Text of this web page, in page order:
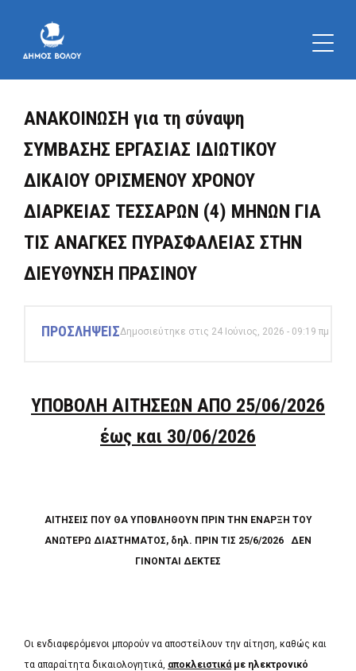
ΑΝΑΚΟΙΝΩΣΗ για τη σύναψη
ΣΥΜΒΑΣΗΣ ΕΡΓΑΣΙΑΣ ΙΔΙΩΤΙΚΟΥ
ΔΙΚΑΙΟΥ ΟΡΙΣΜΕΝΟΥ ΧΡΟΝΟΥ
ΔΙΑΡΚΕΙΑΣ ΤΕΣΣΑΡΩΝ (4) ΜΗΝΩΝ ΓΙΑ
ΤΙΣ ΑΝΑΓΚΕΣ ΠΥΡΑΣΦΑΛΕΙΑΣ ΣΤΗΝ
ΔΙΕΥΘΥΝΣΗ ΠΡΑΣΙΝΟΥ
ΠΡΟΣΛΗΨΕΙΣΔημοσιεύτηκε στις 24 Ιούνιος, 2026 - 09:19 πμ
ΥΠΟΒΟΛΗ ΑΙΤΗΣΕΩΝ ΑΠΟ 25/06/2026
έως και 30/06/2026
ΑΙΤΗΣΕΙΣ ΠΟΥ ΘΑ ΥΠΟΒΛΗΘΟΥΝ ΠΡΙΝ ΤΗΝ ΕΝΑΡΞΗ ΤΟΥ
ΑΝΩΤΕΡΩ ΔΙΑΣΤΗΜΑΤΟΣ, δηλ. ΠΡΙΝ ΤΙΣ 25/6/2026 ΔΕΝ
ΓΙΝΟΝΤΑΙ ΔΕΚΤΕΣ
Οι ενδιαφερόμενοι μπορούν να αποστείλουν την αίτηση, καθώς και
τα απαραίτητα δικαιολογητικά, αποκλειστικά με ηλεκτρονικό